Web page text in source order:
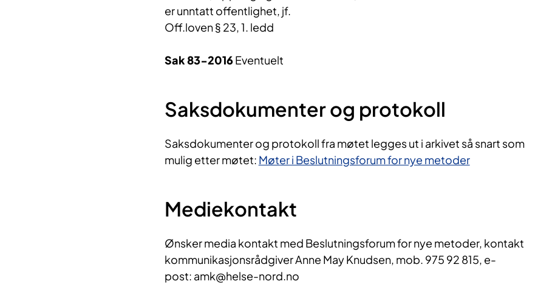
er unntatt offentlighet, jf.
Off.loven § 23, 1. ledd
Sak 83-2016Eventuelt
Saksdokumenter og protokoll
Saksdokumenter og protokoll fra møtet legges ut i arkivet så snart som
mulig etter møtet: Møter i Beslutningsforum for nye metoder
Mediekontakt
Ønsker media kontakt med Beslutningsforum for nye metoder, kontakt
kommunikasjonsrådgiver Anne May Knudsen, mob. 975 92 815, e-
post: amk@helse-nord.no